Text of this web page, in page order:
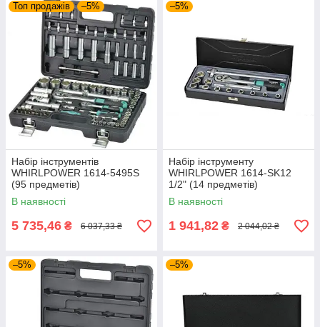
Топ продажів –5%
Набір інструментів
WHIRLPOWER 1614-5495S
(95 предметів)
В наявності
5 735,46 ₴ 6 037,33 ₴
–5%
Набір інструменту
WHIRLPOWER 1614-SK12
1/2" (14 предметів)
В наявності
1 941,82 ₴ 2 044,02 ₴
–5% –5%